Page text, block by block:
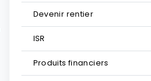
Devenir rentier
ISR
Produits financiers